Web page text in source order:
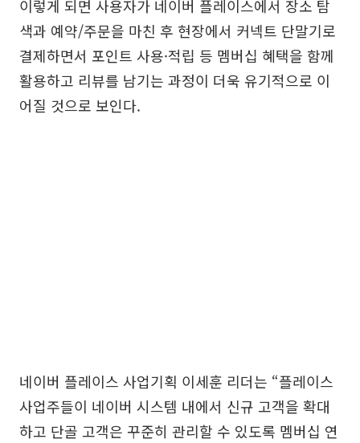
이렇게 되면 사용자가 네이버 플레이스에서 장소 탐
색과 예약/주문을 마친 후 현장에서 커넥트 단말기로
결제하면서 포인트 사용·적립 등 멤버십 혜택을 함께
활용하고 리뷰를 남기는 과정이 더욱 유기적으로 이
어질 것으로 보인다.
네이버 플레이스 사업기획 이세훈 리더는 “플레이스
사업주들이 네이버 시스템 내에서 신규 고객을 확대
하고 단골 고객은 꾸준히 관리할 수 있도록 멤버십 연